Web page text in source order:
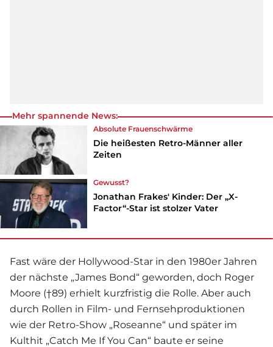
Mehr spannende News:
Absolute Frauenschwärme
Die heißesten Retro-Männer aller
Zeiten
Gewusst?
Jonathan Frakes' Kinder: Der „X-
Factor“-Star ist stolzer Vater
Fast wäre der Hollywood-Star in den 1980er Jahren
der nächste „James Bond“ geworden, doch Roger
Moore (†89) erhielt kurzfristig die Rolle. Aber auch
durch Rollen in Film- und Fernsehproduktionen
wie der Retro-Show „Roseanne“ und später im
Kulthit „Catch Me If You Can“ baute er seine